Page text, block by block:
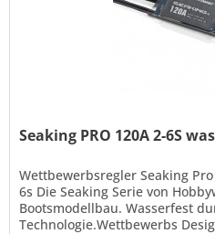
Seaking PRO 120A 2-6S
Wettbewerbsregler Seaking Pro
6s Die Seaking Serie von
Bootsmodellbau. Wasserfest
Technologie.Wettbewerbs